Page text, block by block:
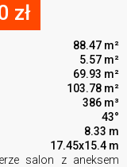
zł
88.47 m²
5.57 m²
69.93 m²
103.78 m²
386 m³
43°
8.33 m
17.45x15.4 m
salon z aneksem